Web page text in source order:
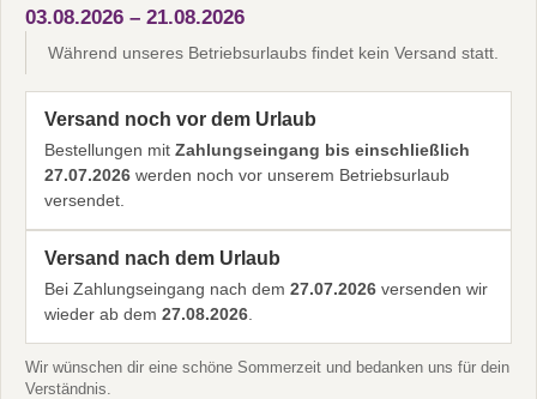
03.08.2026 – 21.08.2026
Während unseres Betriebsurlaubs findet kein Versand statt.
Versand noch vor dem Urlaub
Bestellungen mit Zahlungseingang bis einschließlich
27.07.2026 werden noch vor unserem Betriebsurlaub
versendet.
Versand nach dem Urlaub
Bei Zahlungseingang nach dem 27.07.2026 versenden wir
wieder ab dem 27.08.2026
Wir wünschen dir eine schöne Sommerzeit und bedanken uns für dein
Verständnis.